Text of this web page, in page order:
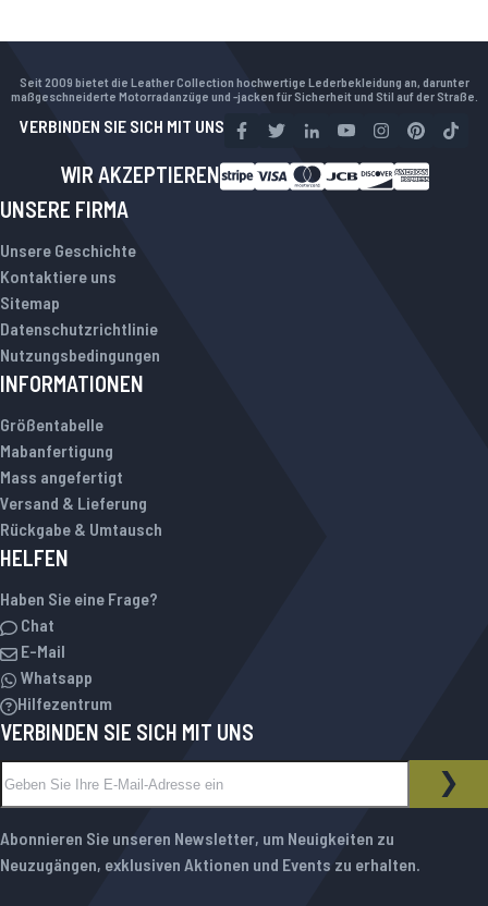
Seit 2009 bietet die Leather Collection hochwertige Lederbekleidung an, darunter
maßgeschneiderte Motorradanzüge und -jacken für Sicherheit und Stil auf der Straße.
VERBINDEN SIE SICH MIT UNS
WIR AKZEPTIEREN
UNSERE FIRMA
Unsere Geschichte
Kontaktiere uns
Sitemap
Datenschutzrichtlinie
Nutzungsbedingungen
INFORMATIONEN
Größentabelle
Mabanfertigung
Mass angefertigt
Versand & Lieferung
Rückgabe & Umtausch
HELFEN
Haben Sie eine Frage?
Chat
E-Mail
Whatsapp
Hilfezentrum
VERBINDEN SIE SICH MIT UNS
NEWSLETTER
Abonnieren Sie unseren Newsletter, um Neuigkeiten zu
Neuzugängen, exklusiven Aktionen und Events zu erhalten.